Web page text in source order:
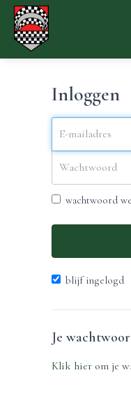
Inloggen
wachtwoord
blijf ingelogd
Je
Klik hier om je